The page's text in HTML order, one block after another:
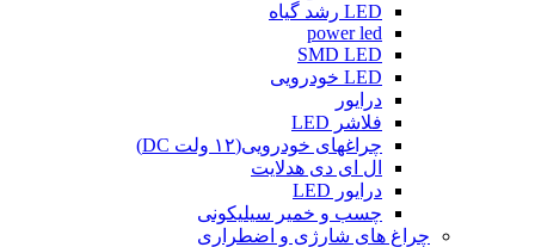
LED رشد گیاه
power led
SMD LED
LED خودرویی
درایور
فلاشر LED
چراغهای خودرویی(۱۲ ولت DC)
ال ای دی هدلایت
درایور LED
چسب و خمیر سیلیکونی
چراغ های شارژی و اضطراری